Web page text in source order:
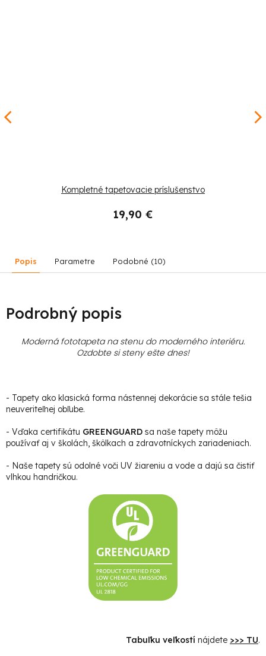
Kompletné tapetovacie príslušenstvo
19,90 €
Popis Parametre Podobné (10)
Podrobný popis
Moderná fototapeta na stenu do moderného interiéru.
Ozdobte si steny ešte dnes!
- Tapety ako klasická forma nástennej dekorácie sa stále tešia
neuveriteľnej obľube.
- Vďaka certifikátu GREENGUARD sa naše tapety môžu
používať aj v školách, škôlkach a zdravotníckych zariadeniach.
- Naše tapety sú odolné voči UV žiareniu a vode a dajú sa čistiť
vlhkou handričkou.
Tabuľku veľkostí nájdete >>> TU.